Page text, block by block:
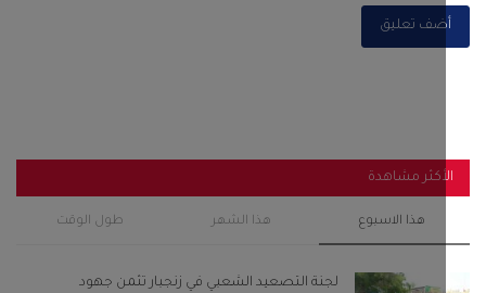
تعليق
مشاهدة
هذا الاسبوع هذا الشهر طول الوقت
لجنة التصعيد الشعبي في زنجبار تثمن جهود